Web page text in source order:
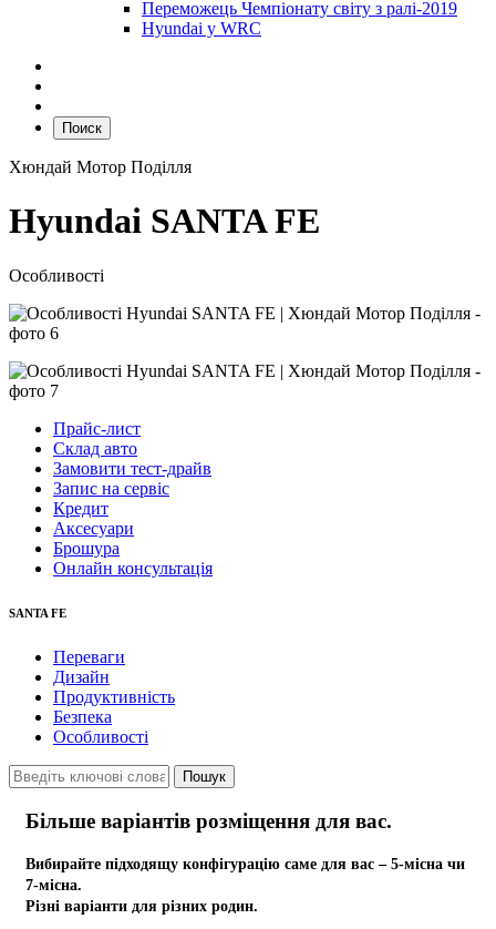
Переможець Чемпіонату світу з ралі-2019
Hyundai у WRC
Поиск
Хюндай Мотор Поділля
Hyundai SANTA FE
Особливості
Прайс-лист
Склад авто
Замовити тест-драйв
Запис на сервіс
Кредит
Аксесуари
Брошура
Онлайн консультація
SANTA FE
Переваги
Дизайн
Продуктивність
Безпека
Особливості
Більше варіантів розміщення для вас.
Вибирайте підходящу конфігурацію саме для вас – 5-місна чи
7-місна.
Різні варіанти для різних родин.